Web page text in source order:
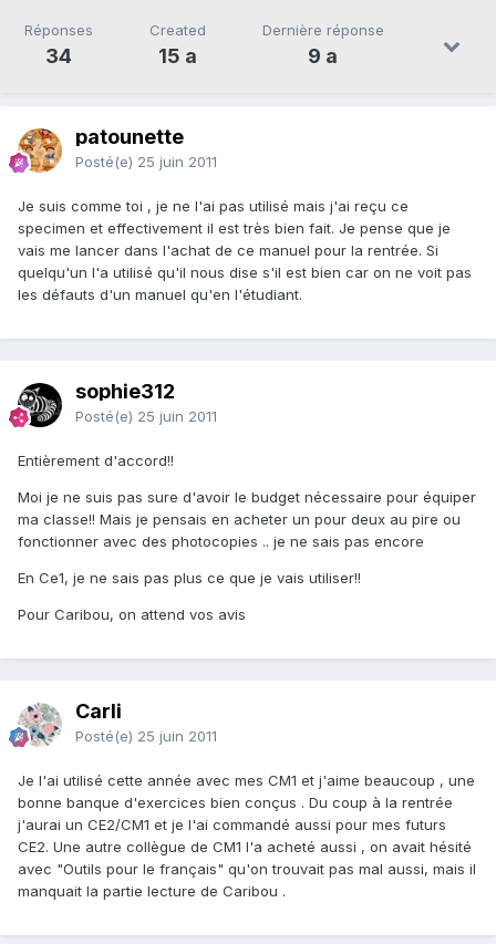
Réponses
34
Created
15 a
Dernière réponse
9 a
patounette
Posté(e) 25 juin 2011
Je suis comme toi , je ne l'ai pas utilisé mais j'ai reçu ce
specimen et effectivement il est très bien fait. Je pense que je
vais me lancer dans l'achat de ce manuel pour la rentrée. Si
quelqu'un l'a utilisé qu'il nous dise s'il est bien car on ne voit pas
les défauts d'un manuel qu'en l'étudiant.
sophie312
Posté(e) 25 juin 2011
Entièrement d'accord!!
Moi je ne suis pas sure d'avoir le budget nécessaire pour équiper
ma classe!! Mais je pensais en acheter un pour deux au pire ou
fonctionner avec des photocopies .. je ne sais pas encore
En Ce1, je ne sais pas plus ce que je vais utiliser!!
Pour Caribou, on attend vos avis
Carli
Posté(e) 25 juin 2011
Je l'ai utilisé cette année avec mes CM1 et j'aime beaucoup , une
bonne banque d'exercices bien conçus . Du coup à la rentrée
j'aurai un CE2/CM1 et je l'ai commandé aussi pour mes futurs
CE2. Une autre collègue de CM1 l'a acheté aussi , on avait hésité
avec "Outils pour le français" qu'on trouvait pas mal aussi, mais il
manquait la partie lecture de Caribou .